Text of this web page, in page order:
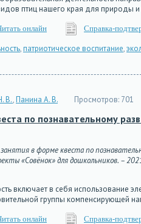
птиц нашего края для природы
онлайн Справка-
,патриотическое воспитание,
В.,Панина А. В. Просмотров: 701
по познавательному
в форме квеста по
«Совёнок» для дошкольников. –
включает в себя использование
группы компенсирующей
онлайн Справка-